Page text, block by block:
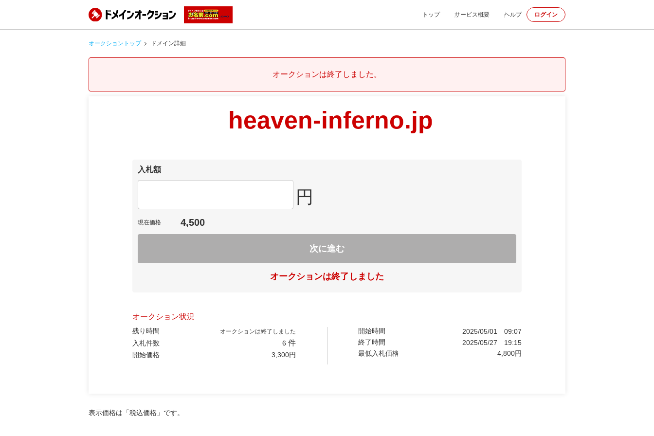
トップ サービス概要 ヘルプ ログイン
オークショントップ ドメイン詳細
オークションは終了しました。
heaven-inferno.jp
入札額
円
現在価格 4,500
次に進む
オークションは終了しました
オークション状況
残り時間 オークションは終了しました
入札件数 6 件
開始価格 3,300円
開始時間 2025/05/01
09:07
終了時間
2025/05/27
19:15
最低入札価格
4,800円
表示価格は「税込価格」です。